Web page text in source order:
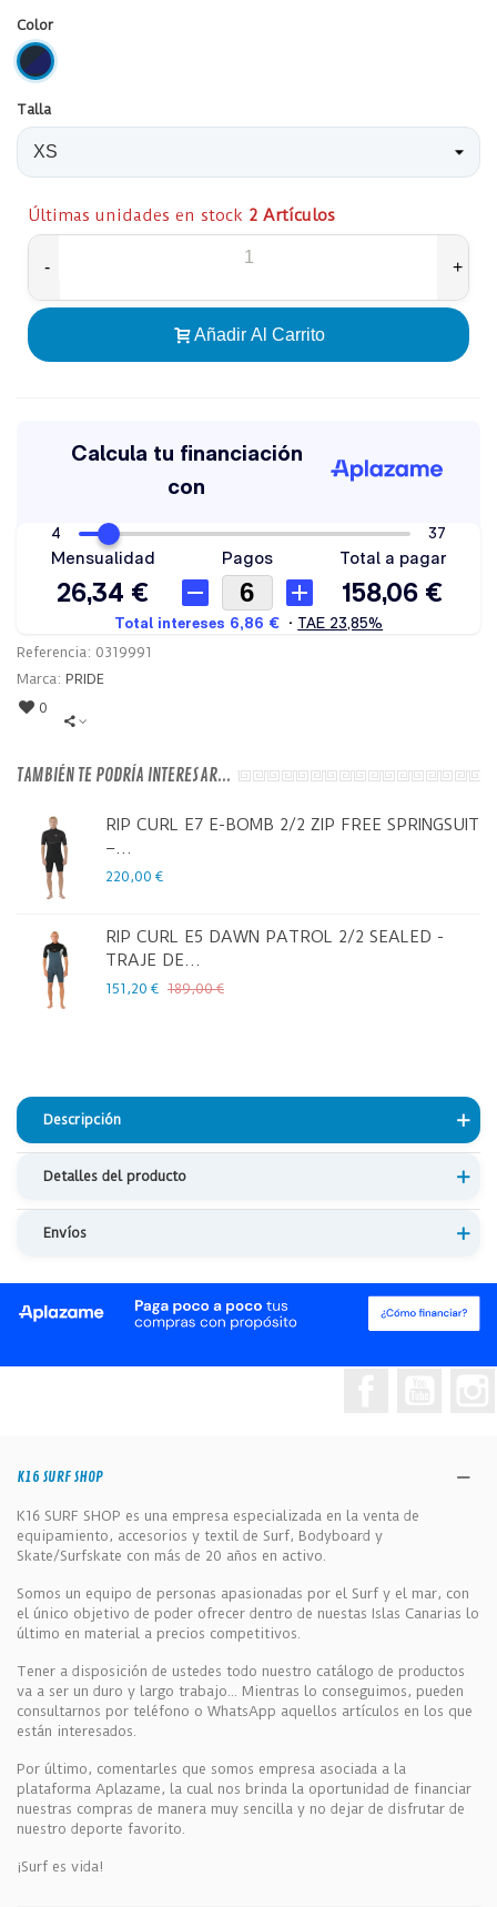
Color
Azul_Oscuro/Azul
Talla
Últimas unidades en stock 2 Artículos
- +
Añadir Al Carrito
Referencia: 0319991
Marca: PRIDE
0
TAMBIÉN TE PODRÍA INTERESAR...
RIP CURL E7 E-BOMB 2/2 ZIP FREE SPRINGSUIT
–...
220,00 €
RIP CURL E5 DAWN PATROL 2/2 SEALED -
TRAJE DE...
151,20 € 189,00 €
Descripción
Detalles del producto
Envíos
K16 SURF SHOP
K16 SURF SHOP es una empresa especializada en la venta de
equipamiento, accesorios y textil de Surf, Bodyboard y
Skate/Surfskate con más de 20 años en activo.
Somos un equipo de personas apasionadas por el Surf y el mar, con
el único objetivo de poder ofrecer dentro de nuestas Islas Canarias lo
último en material a precios competitivos.
Tener a disposición de ustedes todo nuestro catálogo de productos
va a ser un duro y largo trabajo... Mientras lo conseguimos, pueden
consultarnos por teléfono o WhatsApp aquellos artículos en los que
están interesados.
Por último, comentarles que somos empresa asociada a la
plataforma Aplazame, la cual nos brinda la oportunidad de financiar
nuestras compras de manera muy sencilla y no dejar de disfrutar de
nuestro deporte favorito.
¡Surf es vida!